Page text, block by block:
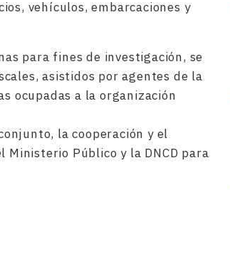
vehículos, embarcaciones y
para fines de investigación, se
asistidos por agentes de la
ocupadas a la organización
la cooperación y el
Público y la DNCD para